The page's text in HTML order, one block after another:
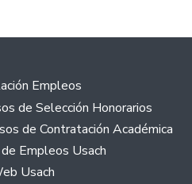
Empleos
de Selección Honorarios
de Contratación Académica
Empleos Usach
Usach